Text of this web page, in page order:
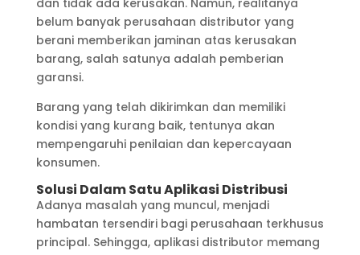
belum banyak perusahaan distributor yang
berani memberikan jaminan atas kerusakan
barang, salah satunya adalah pemberian
garansi.
Barang yang telah dikirimkan dan memiliki
kondisi yang kurang baik, tentunya akan
mempengaruhi penilaian dan kepercayaan
konsumen.
Solusi Dalam Satu Aplikasi Distribusi
Adanya masalah yang muncul, menjadi
hambatan tersendiri bagi perusahaan terkhusus
principal. Sehingga, aplikasi distributor memang